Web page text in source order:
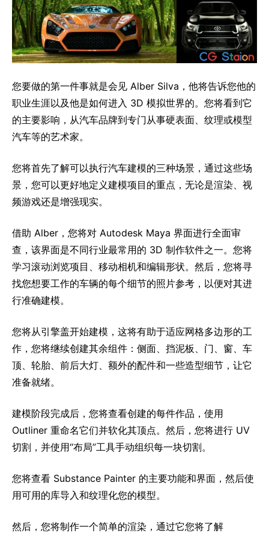
您要做的第一件事就是会见 Alber Silva，他将告诉您他的
职业生涯以及他是如何进入 3D 模拟世界的。您将看到它
的主要影响，从汽车品牌到专门从事硬表面、纹理或模型
汽车等的艺术家。
您将首先了解可以执行汽车建模的三​​种场景，通过这些场
景，您可以更好地定义建模项目的重点，无论是渲染、视
频游戏还是增强现实。
借助 Alber，您将对 Autodesk Maya 界面进行全面审
查，该界面是不同行业最常用的 3D 制作软件之一。您将
学习滚动浏览项目、移动相机和编辑形状。然后，您将寻
找您想要工作的车辆的每个细节的照片参考，以便对其进
行准确建模。
您将从引擎盖开始建模，这将有助于适应网格多边形的工
作，您将继续创建其余组件：侧面、挡泥板、门、窗、车
顶、轮胎、前后大灯、额外的配件和一些造型细节，让它
准备就绪。
建模阶段完成后，您将查看创建的每件作品，使用
Outliner 重命名它们并软化其顶点。然后，您将进行 UV
切割，并使用“布局”工具手动组织每一块切割。
您将查看 Substance Painter 的主要功能和界面，然后使
用可用的库导入和纹理化您的模型。
然后，您将制作一个简单的渲染，通过它您将了解